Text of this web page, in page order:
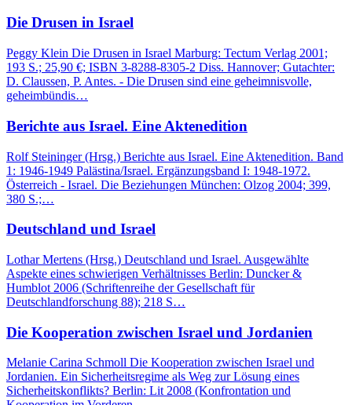
Die Drusen in Israel
Peggy Klein Die Drusen in Israel Marburg: Tectum Verlag 2001;
193 S.; 25,90 €; ISBN 3-8288-8305-2 Diss. Hannover; Gutachter:
D. Claussen, P. Antes. - Die Drusen sind eine geheimnisvolle,
geheimbündis…
Berichte aus Israel. Eine Aktenedition
Rolf Steininger (Hrsg.) Berichte aus Israel. Eine Aktenedition. Band
1: 1946-1949 Palästina/Israel. Ergänzungsband I: 1948-1972.
Österreich - Israel. Die Beziehungen München: Olzog 2004; 399,
380 S.;…
Deutschland und Israel
Lothar Mertens (Hrsg.) Deutschland und Israel. Ausgewählte
Aspekte eines schwierigen Verhältnisses Berlin: Duncker &
Humblot 2006 (Schriftenreihe der Gesellschaft für
Deutschlandforschung 88); 218 S…
Die Kooperation zwischen Israel und Jordanien
Melanie Carina Schmoll Die Kooperation zwischen Israel und
Jordanien. Ein Sicherheitsregime als Weg zur Lösung eines
Sicherheitskonflikts? Berlin: Lit 2008 (Konfrontation und